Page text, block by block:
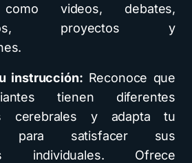
videos, debates,
proyectos y
instrucción: Reconoce que
tienen diferentes
cerebrales y adapta tu
para satisfacer sus
individuales. Ofrece